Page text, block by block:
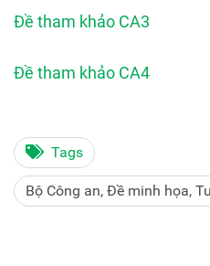
Đề tham khảo CA3
Đề tham khảo CA4
Tags
Bộ Công an, Đề minh họa,